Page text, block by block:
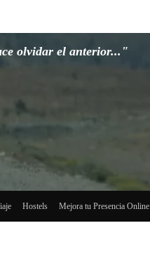
olvidar el anterior..."
Hostels Mejora tu Presencia Online